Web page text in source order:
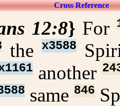
Cross Reference
12:8} For
the x3588
another
same 846